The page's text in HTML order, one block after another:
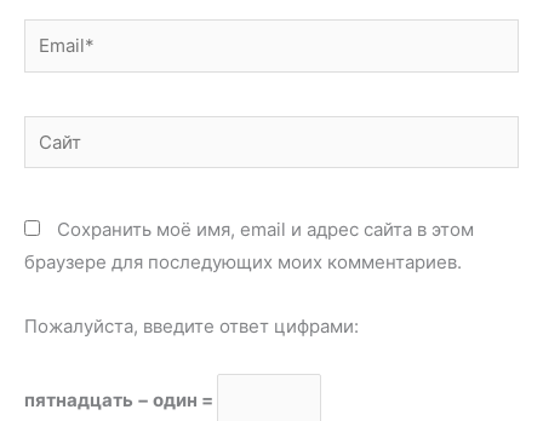
Email*
Сайт
Сохранить моё имя, email и адрес сайта в этом
браузере для последующих моих комментариев.
Пожалуйста, введите ответ цифрами:
пятнадцать − один =